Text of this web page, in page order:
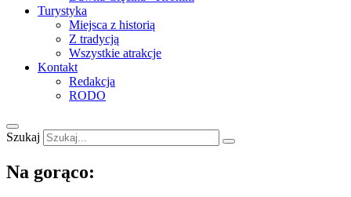
Turystyka
Miejsca z historią
Z tradycją
Wszystkie atrakcje
Kontakt
Redakcja
RODO
Szukaj
Na gorąco: